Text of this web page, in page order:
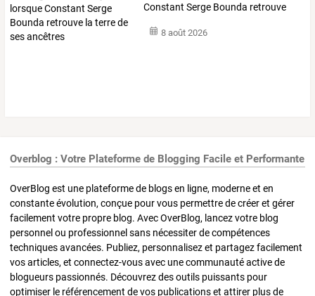
Constant Serge Bounda retrouve
8 août 2026
Overblog : Votre Plateforme de Blogging Facile et Performante
OverBlog est une plateforme de blogs en ligne, moderne et en
constante évolution, conçue pour vous permettre de créer et gérer
facilement votre propre blog. Avec OverBlog, lancez votre blog
personnel ou professionnel sans nécessiter de compétences
techniques avancées. Publiez, personnalisez et partagez facilement
vos articles, et connectez-vous avec une communauté active de
blogueurs passionnés. Découvrez des outils puissants pour
optimiser le référencement de vos publications et attirer plus de